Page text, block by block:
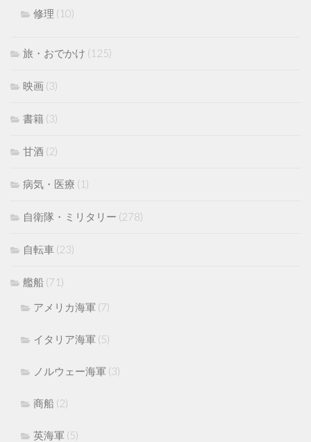
修理 (10)
旅・おでかけ (125)
映画 (3)
書籍 (3)
甘酒 (2)
病気・医療 (1)
自衛隊・ミリタリー (278)
自転車 (23)
艦船 (71)
アメリカ海軍 (7)
イタリア海軍 (5)
ノルウェー海軍 (3)
商船 (2)
英海軍 (5)